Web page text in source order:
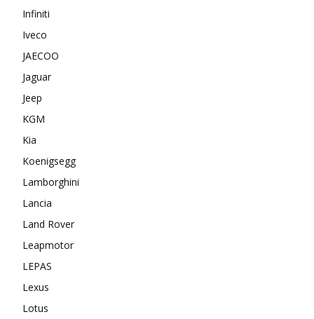
Infiniti
Iveco
JAECOO
Jaguar
Jeep
KGM
Kia
Koenigsegg
Lamborghini
Lancia
Land Rover
Leapmotor
LEPAS
Lexus
Lotus